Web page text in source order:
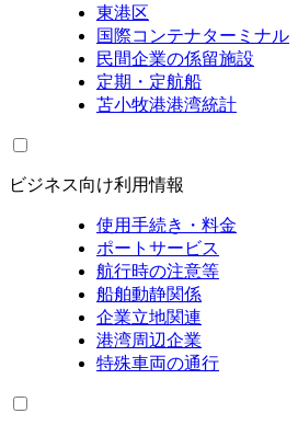
東港区
国際コンテナターミナル
民間企業の係留施設
定期・定航船
苫小牧港港湾統計
ビジネス向け利用情報
使用手続き・料金
ポートサービス
航行時の注意等
船舶動静関係
企業立地関連
港湾周辺企業
特殊車両の通行